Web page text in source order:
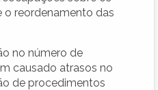
o reordenamento das
no número de
causado atrasos no
de procedimentos